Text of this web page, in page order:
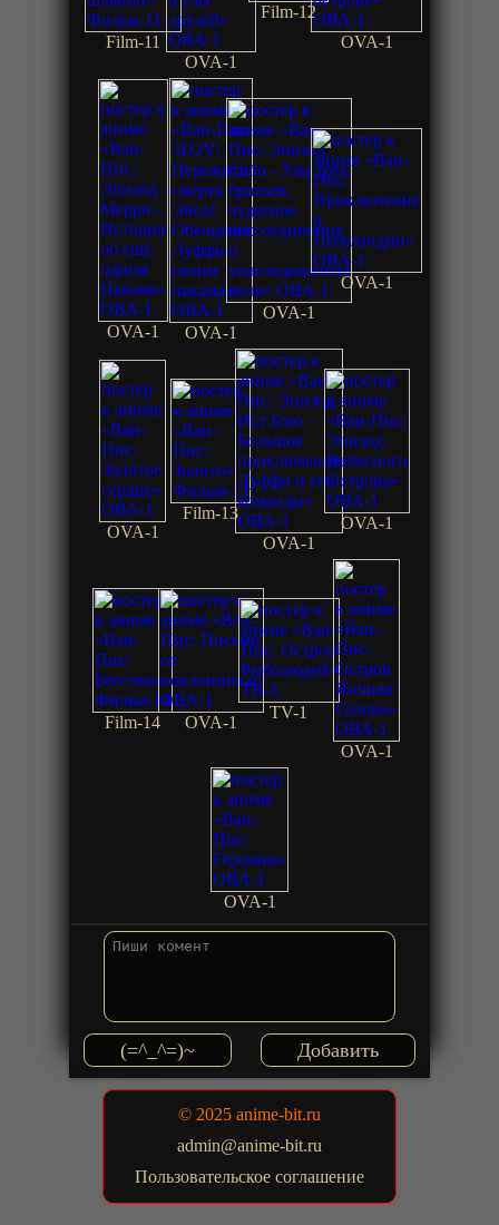
Film-11
OVA-1
Film-12
OVA-1
OVA-1 OVA-1
OVA-1
OVA-1
OVA-1
Film-13
OVA-1
OVA-1
Film-14 OVA-1
TV-1
OVA-1
OVA-1
(=^_^=)~
© 2025 anime-bit.ru
admin@anime-bit.ru
Пользовательское соглашение